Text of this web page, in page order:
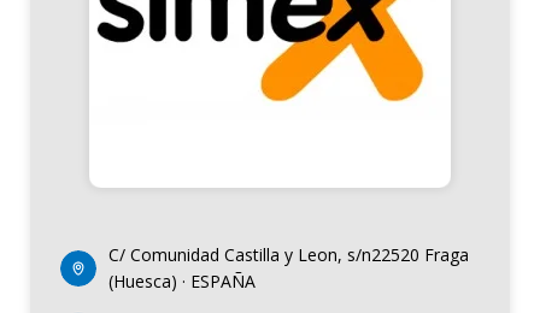
C/ Comunidad Castilla y Leon, s/n22520 Fraga
(Huesca) · ESPAÑA